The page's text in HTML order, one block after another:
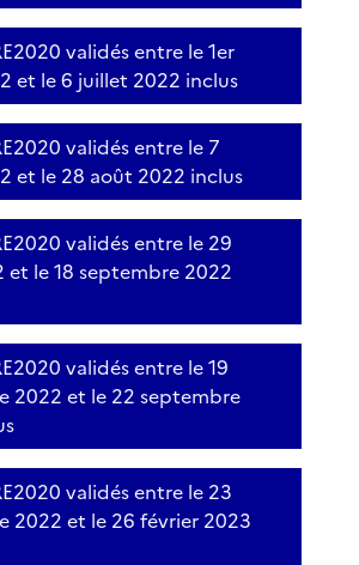
validés entre le 1er
et le 6 juillet 2022 inclus
validés entre le 7
et le 28 août 2022 inclus
validés entre le 29
et le 18 septembre 2022
validés entre le 19
2022 et le 22 septembre
validés entre le 23
2022 et le 26 février 2023